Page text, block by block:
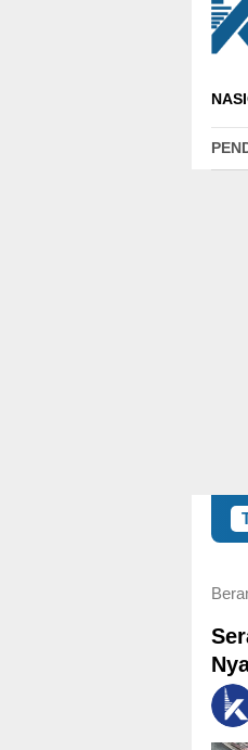
Tanamkan Impian